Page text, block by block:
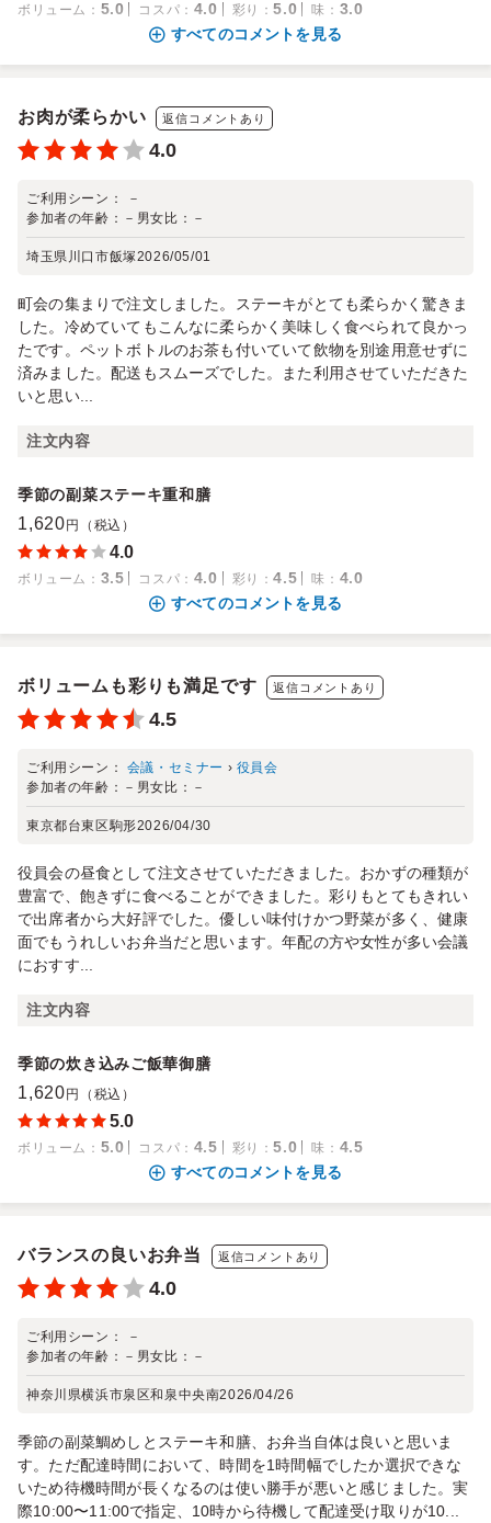
ボリューム ： 5.0 コスパ ： 4.0 彩り ：5.0 味 ： 3.0
すべてのコメントを見る
お肉が柔らかい 返信コメントあり
4.0
ご利用シーン：
－
参加者の年齢： － 男女比： －
埼玉県川口市飯塚2026/05/01
町会の集まりで注文しました。ステーキがとても柔らかく驚きま
した。冷めていてもこんなに柔らかく美味しく食べられて良かっ
たです。ペットボトルのお茶も付いていて飲物を別途用意せずに
済みました。配送もスムーズでした。また利用させていただきた
いと思い...
注文内容
季節の副菜ステーキ重和膳
1,620 円（税込）
4.0
ボリューム ： 3.5 コスパ ： 4.0 彩り ：4.5 味 ： 4.0
すべてのコメントを見る
ボリュームも彩りも満足です 返信コメントあり
4.5
ご利用シーン： 会議・セミナー › 役員会
参加者の年齢： － 男女比： －
東京都台東区駒形2026/04/30
役員会の昼食として注文させていただきました。おかずの種類が
豊富で、飽きずに食べることができました。彩りもとてもきれい
で出席者から大好評でした。優しい味付けかつ野菜が多く、健康
面でもうれしいお弁当だと思います。年配の方や女性が多い会議
におすす...
注文内容
季節の炊き込みご飯華御膳
1,620 円（税込）
5.0
ボリューム ： 5.0 コスパ ： 4.5 彩り ：5.0 味 ： 4.5
すべてのコメントを見る
バランスの良いお弁当 返信コメントあり
4.0
ご利用シーン：
－
参加者の年齢： － 男女比： －
神奈川県横浜市泉区和泉中央南2026/04/26
季節の副菜鯛めしとステーキ和膳、お弁当自体は良いと思いま
す。ただ配達時間において、時間を1時間幅でしたか選択できな
いため待機時間が長くなるのは使い勝手が悪いと感じました。実
際10:00〜11:00で指定、10時から待機して配達受け取りが10...